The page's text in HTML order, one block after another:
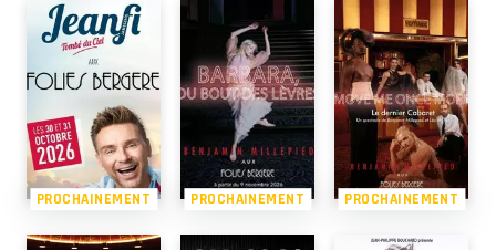
PROCHAINEMENT PROCHAINEMENT PROCHAINEMENT